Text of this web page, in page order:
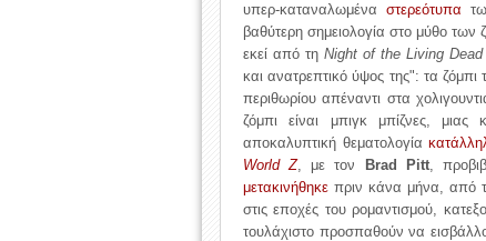
υπερ-καταναλωμένα στερεότυπα
βαθύτερη σημειολογία στο μύθο
εκεί από τη Night of the Living Dead
και ανατρεπτικό ύψος της": τα ζόμπι
περιθωρίου απέναντι στα
ζόμπι είναι μπιγκ μπίζνες,
αποκαλυπτική θεματολογία
World Z, με τον Brad Pitt,
μετακινήθηκε πριν κάνα μήνα, από
στις εποχές του ρομαντισμού,
τουλάχιστο προσπαθούν να